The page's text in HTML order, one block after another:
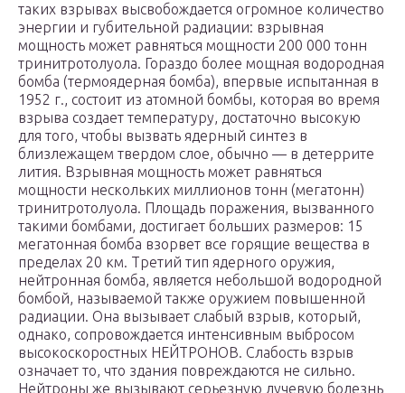
таких взрывах высвобождается огромное количество
энергии и губительной радиации: взрывная
мощность может равняться мощности 200 000 тонн
тринитротолуола. Гораздо более мощная водородная
бомба (термоядерная бомба), впервые испытанная в
1952 г., состоит из атомной бомбы, которая во время
взрыва создает температуру, достаточно высокую
для того, чтобы вызвать ядерный синтез в
близлежащем твердом слое, обычно — в детеррите
лития. Взрывная мощность может равняться
мощности нескольких миллионов тонн (мегатонн)
тринитротолуола. Площадь поражения, вызванного
такими бомбами, достигает больших размеров: 15
мегатонная бомба взорвет все горящие вещества в
пределах 20 км. Третий тип ядерного оружия,
нейтронная бомба, является небольшой водородной
бомбой, называемой также оружием повышенной
радиации. Она вызывает слабый взрыв, который,
однако, сопровождается интенсивным выбросом
высокоскоростных НЕЙТРОНОВ. Слабость взрыв
означает то, что здания повреждаются не сильно.
Нейтроны же вызывают серьезную лучевую болезнь